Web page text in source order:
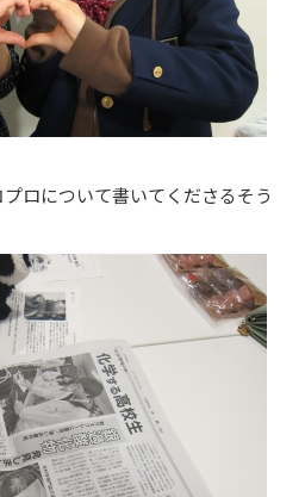
ロについて書いてくださるそう